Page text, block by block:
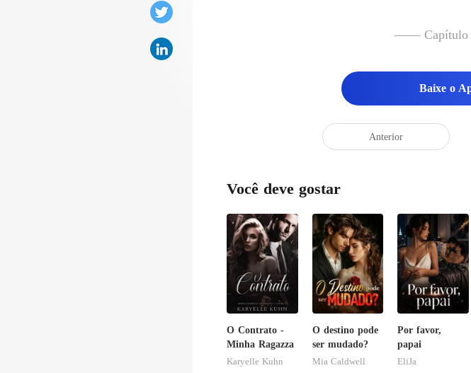
—— Capítulo
Baixe o
Anterior
Você deve gostar
O Contrato -
Minha Ragazza
Karyelle Kuhn
O destino pode
ser mudado?
Mia Caldwell
Por favor,
papai
EliJa